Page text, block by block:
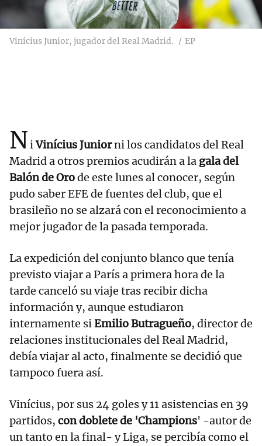
Vinícius Junior, jugador del Real Madrid. EP
NiVinícius Juniorni los candidatos del Real
Madrid a otros premios acudirán a la gala del
Balón de Orode este lunes al conocer, según
pudo saber EFE de fuentes del club, que el
brasileño no se alzará con el reconocimiento a
mejor jugador de la pasada temporada.
La expedición del conjunto blanco que tenía
previsto viajar a París a primera hora de la
tarde canceló su viaje tras recibir dicha
información y, aunque estudiaron
internamente siEmilio Butragueño, director de
relaciones institucionales del Real Madrid,
debía viajar al acto, finalmente se decidió que
tampoco fuera así.
Vinícius, por sus 24 goles y 11 asistencias en 39
partidos, con doblete de 'Champions' -autor de
un tanto en la final- y Liga, se percibía como el